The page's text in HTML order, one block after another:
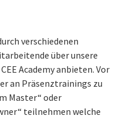
verschiedenen
über unsere
Academy anbieten. Vor
an Präsenztrainings zu
Master“ oder
teilnehmen welche